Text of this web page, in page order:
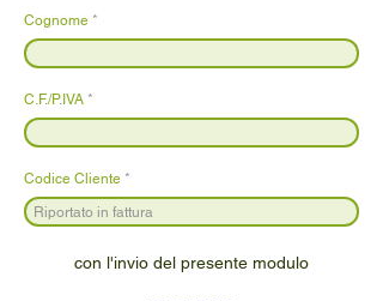
Cognome
C.F./P.IVA
Codice Cliente
con l'invio del presente modulo